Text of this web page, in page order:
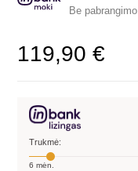
Be pabrangimo
119,90€
Trukmė:
6 mėn.